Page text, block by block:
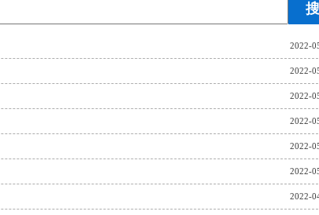
2022-
2022-
2022-
2022-
2022-
2022-
2022-